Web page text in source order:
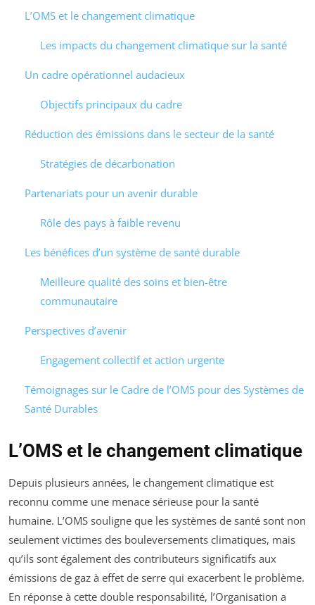
L’OMS et le changement climatique
Les impacts du changement climatique sur la santé
Un cadre opérationnel audacieux
Objectifs principaux du cadre
Réduction des émissions dans le secteur de la santé
Stratégies de décarbonation
Partenariats pour un avenir durable
Rôle des pays à faible revenu
Les bénéfices d’un système de santé durable
Meilleure qualité des soins et bien-être
communautaire
Perspectives d’avenir
Engagement collectif et action urgente
Témoignages sur le Cadre de l’OMS pour des Systèmes de
Santé Durables
L’OMS et le changement climatique
Depuis plusieurs années, le changement climatique est
reconnu comme une menace sérieuse pour la santé
humaine. L’OMS souligne que les systèmes de santé sont non
seulement victimes des bouleversements climatiques, mais
qu’ils sont également des contributeurs significatifs aux
émissions de gaz à effet de serre qui exacerbent le problème.
En réponse à cette double responsabilité, l’Organisation a